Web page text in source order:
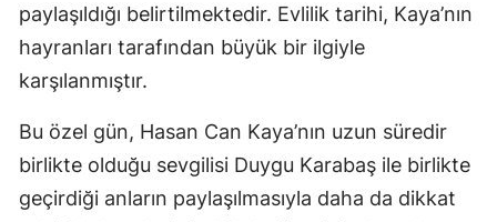
Kırşehir
Kocaeli
paylaşıldığı belirtilmektedir. Evlilik tarihi, Kaya’nın
hayranları tarafından büyük bir ilgiyle
karşılanmıştır.
Bu özel gün, Hasan Can Kaya’nın uzun süredir
birlikte olduğu sevgilisi Duygu Karabaş ile birlikte
geçirdiği anların paylaşılmasıyla daha da dikkat